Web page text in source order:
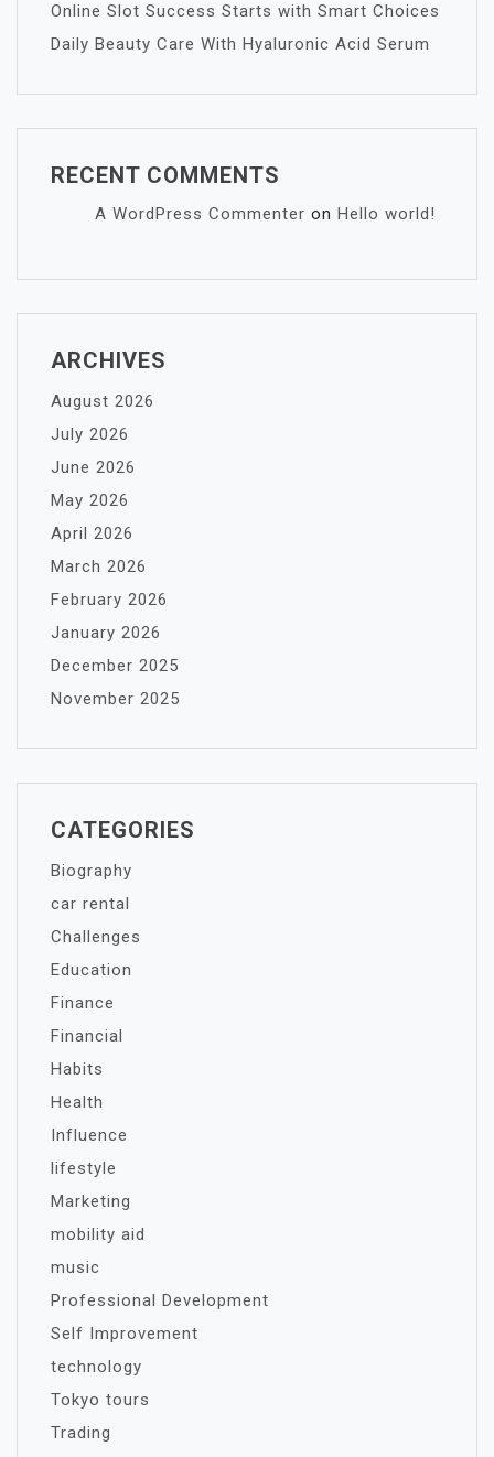
Online Slot Success Starts with Smart Choices
Daily Beauty Care With Hyaluronic Acid Serum
RECENT COMMENTS
A WordPress Commenter on Hello world!
ARCHIVES
August 2026
July 2026
June 2026
May 2026
April 2026
March 2026
February 2026
January 2026
December 2025
November 2025
CATEGORIES
Biography
car rental
Challenges
Education
Finance
Financial
Habits
Health
Influence
lifestyle
Marketing
mobility aid
music
Professional Development
Self Improvement
technology
Tokyo tours
Trading